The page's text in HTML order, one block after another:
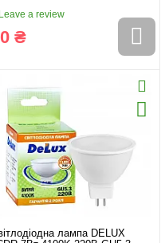
Leave a review
₴
лампа DELUX